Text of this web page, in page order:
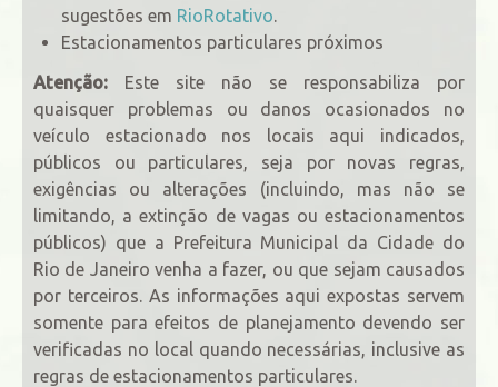
sugestões em RioRotativo.
Estacionamentos particulares próximos
Atenção: Este site não se responsabiliza por
quaisquer problemas ou danos ocasionados no
veículo estacionado nos locais aqui indicados,
públicos ou particulares, seja por novas regras,
exigências ou alterações (incluindo, mas não se
limitando, a extinção de vagas ou estacionamentos
públicos) que a Prefeitura Municipal da Cidade do
Rio de Janeiro venha a fazer, ou que sejam causados
por terceiros. As informações aqui expostas servem
somente para efeitos de planejamento devendo ser
verificadas no local quando necessárias, inclusive as
regras de estacionamentos particulares.